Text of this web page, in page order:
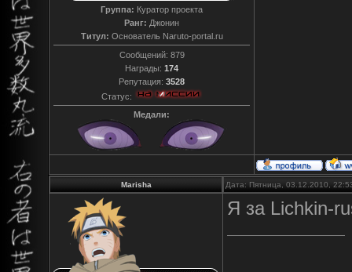
Группа: Куратор проекта
Ранг: Джонин
Титул: Основатель Naruto-portal.ru
Сообщений: 879
Награды: 174
Репутация: 3528
Статус:
Медали:
Marisha Дата: Пятница, 03.12.2010,
Я за Lichkin-